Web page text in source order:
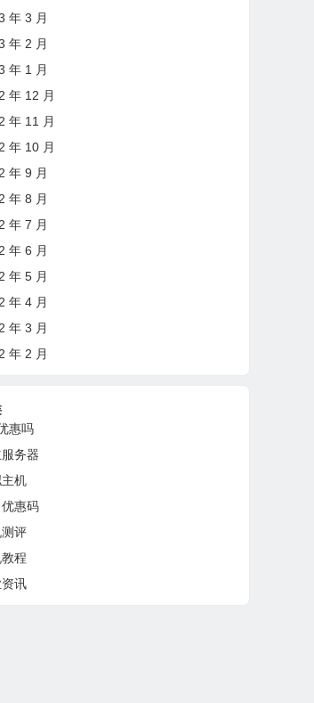
年 3 月
年 2 月
年 1 月
年 12 月
年 11 月
年 10 月
年 9 月
年 8 月
年 7 月
年 6 月
年 5 月
年 4 月
年 3 月
年 2 月
惠吗
务器
主机
惠码
评
程
讯